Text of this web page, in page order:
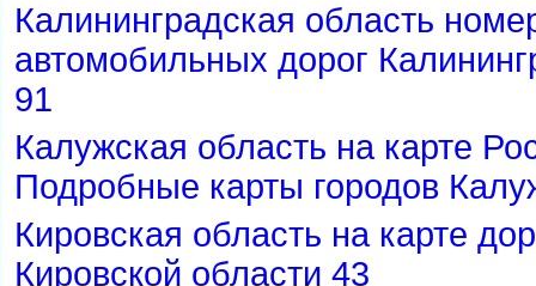
Калининградская область
автомобильных дорог
91
Калужская область на карте
Подробные карты городов
Кировская область на карте
Кировской области 43